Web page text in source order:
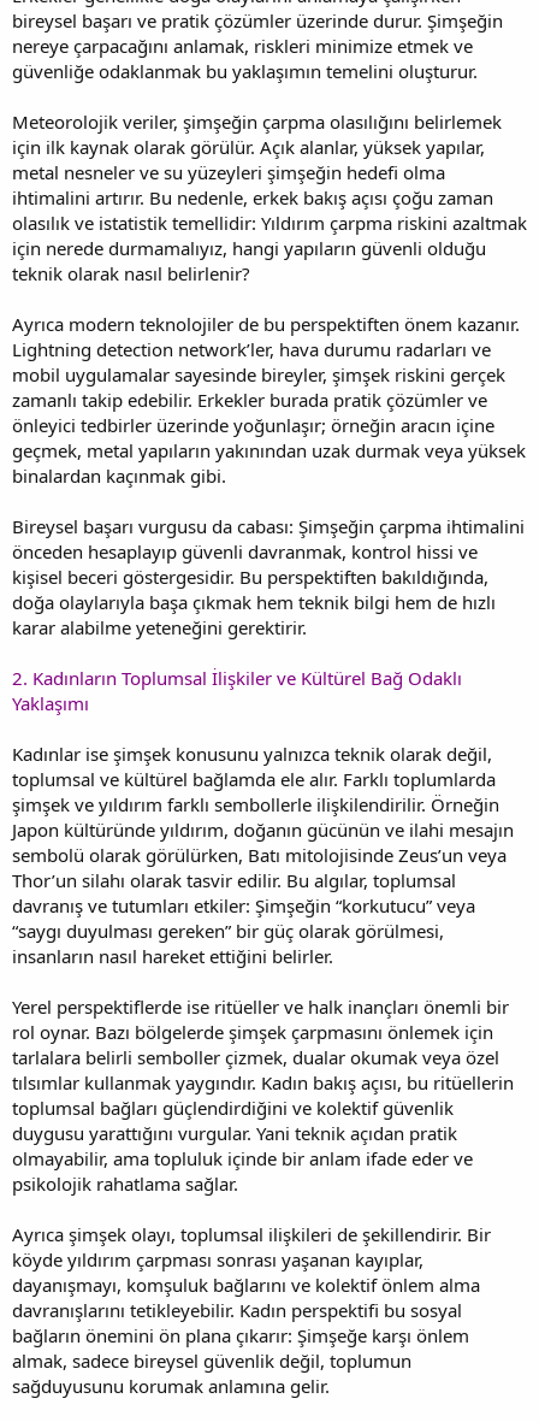
bireysel başarı ve pratik çözümler üzerinde durur. Şimşeğin
nereye çarpacağını anlamak, riskleri minimize etmek ve
güvenliğe odaklanmak bu yaklaşımın temelini oluşturur.
Meteorolojik veriler, şimşeğin çarpma olasılığını belirlemek
için ilk kaynak olarak görülür. Açık alanlar, yüksek yapılar,
metal nesneler ve su yüzeyleri şimşeğin hedefi olma
ihtimalini artırır. Bu nedenle, erkek bakış açısı çoğu zaman
olasılık ve istatistik temellidir: Yıldırım çarpma riskini azaltmak
için nerede durmamalıyız, hangi yapıların güvenli olduğu
teknik olarak nasıl belirlenir?
Ayrıca modern teknolojiler de bu perspektiften önem kazanır.
Lightning detection network’ler, hava durumu radarları ve
mobil uygulamalar sayesinde bireyler, şimşek riskini gerçek
zamanlı takip edebilir. Erkekler burada pratik çözümler ve
önleyici tedbirler üzerinde yoğunlaşır; örneğin aracın içine
geçmek, metal yapıların yakınından uzak durmak veya yüksek
binalardan kaçınmak gibi.
Bireysel başarı vurgusu da cabası: Şimşeğin çarpma ihtimalini
önceden hesaplayıp güvenli davranmak, kontrol hissi ve
kişisel beceri göstergesidir. Bu perspektiften bakıldığında,
doğa olaylarıyla başa çıkmak hem teknik bilgi hem de hızlı
karar alabilme yeteneğini gerektirir.
2. Kadınların Toplumsal İlişkiler ve Kültürel Bağ Odaklı
Yaklaşımı
Kadınlar ise şimşek konusunu yalnızca teknik olarak değil,
toplumsal ve kültürel bağlamda ele alır. Farklı toplumlarda
şimşek ve yıldırım farklı sembollerle ilişkilendirilir. Örneğin
Japon kültüründe yıldırım, doğanın gücünün ve ilahi mesajın
sembolü olarak görülürken, Batı mitolojisinde Zeus’un veya
Thor’un silahı olarak tasvir edilir. Bu algılar, toplumsal
davranış ve tutumları etkiler: Şimşeğin “korkutucu” veya
“saygı duyulması gereken” bir güç olarak görülmesi,
insanların nasıl hareket ettiğini belirler.
Yerel perspektiflerde ise ritüeller ve halk inançları önemli bir
rol oynar. Bazı bölgelerde şimşek çarpmasını önlemek için
tarlalara belirli semboller çizmek, dualar okumak veya özel
tılsımlar kullanmak yaygındır. Kadın bakış açısı, bu ritüellerin
toplumsal bağları güçlendirdiğini ve kolektif güvenlik
duygusu yarattığını vurgular. Yani teknik açıdan pratik
olmayabilir, ama topluluk içinde bir anlam ifade eder ve
psikolojik rahatlama sağlar.
Ayrıca şimşek olayı, toplumsal ilişkileri de şekillendirir. Bir
köyde yıldırım çarpması sonrası yaşanan kayıplar,
dayanışmayı, komşuluk bağlarını ve kolektif önlem alma
davranışlarını tetikleyebilir. Kadın perspektifi bu sosyal
bağların önemini ön plana çıkarır: Şimşeğe karşı önlem
almak, sadece bireysel güvenlik değil, toplumun
sağduyusunu korumak anlamına gelir.